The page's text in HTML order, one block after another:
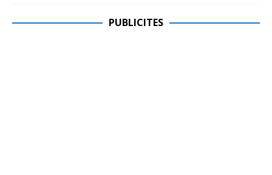
PUBLICITES